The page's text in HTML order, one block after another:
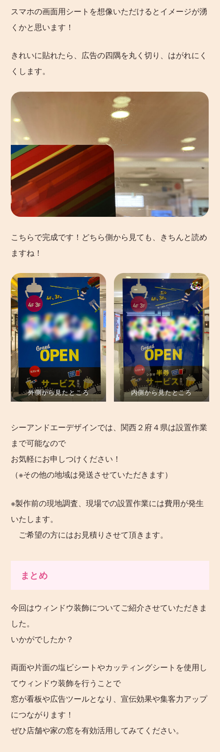
スマホの画面用シートを想像いただけるとイメージが湧
くかと思います！
きれいに貼れたら、広告の四隅を丸く切り、はがれにく
くします。
こちらで完成です！どちら側から見ても、きちんと読め
ますね！
外側から見たところ 内側から見たところ
シーアンドエーデザインでは、関西２府４県は設置作業
まで可能なので
お気軽にお申しつけください！
（※その他の地域は発送させていただきます）
※製作前の現地調査、現場での設置作業には費用が発生
いたします。
ご希望の方にはお見積りさせて頂きます。
まとめ
今回はウィンドウ装飾についてご紹介させていただきま
した。
いかがでしたか？
両面や片面の塩ビシートやカッティングシートを使用し
てウィンドウ装飾を行うことで
窓が看板や広告ツールとなり、宣伝効果や集客力アップ
につながります！
ぜひ店舗や家の窓を有効活用してみてください。